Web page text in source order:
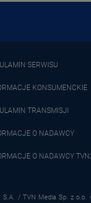
SERWISU
KONSUMENCKIE
TRANSMISJI
O NADAWCY
O NADAWCY
S.A. / TVN Media Sp. z